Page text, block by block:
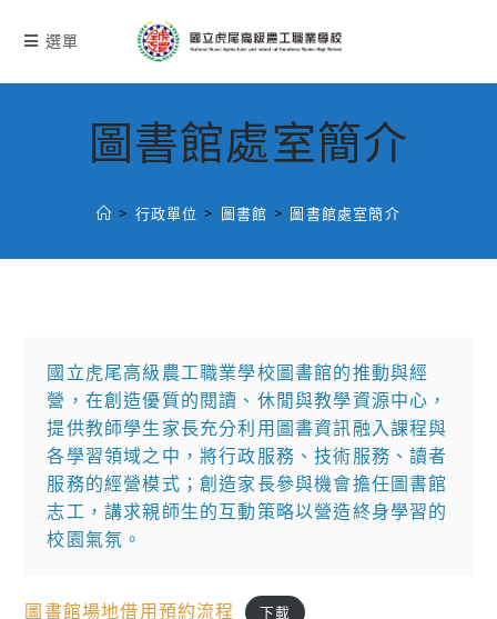
選單
圖書館處室簡介
> 行政單位 > 圖書館 > 圖書館處室簡介
國立虎尾高級農工職業學校圖書館的推動與經
營，在創造優質的閱讀、休閒與教學資源中心，
提供教師學生家長充分利用圖書資訊融入課程與
各學習領域之中，將行政服務、技術服務、讀者
服務的經營模式；創造家長參與機會擔任圖書館
志工，講求親師生的互動策略以營造終身學習的
校園氣氛。
圖書館場地借用預約流程 下載